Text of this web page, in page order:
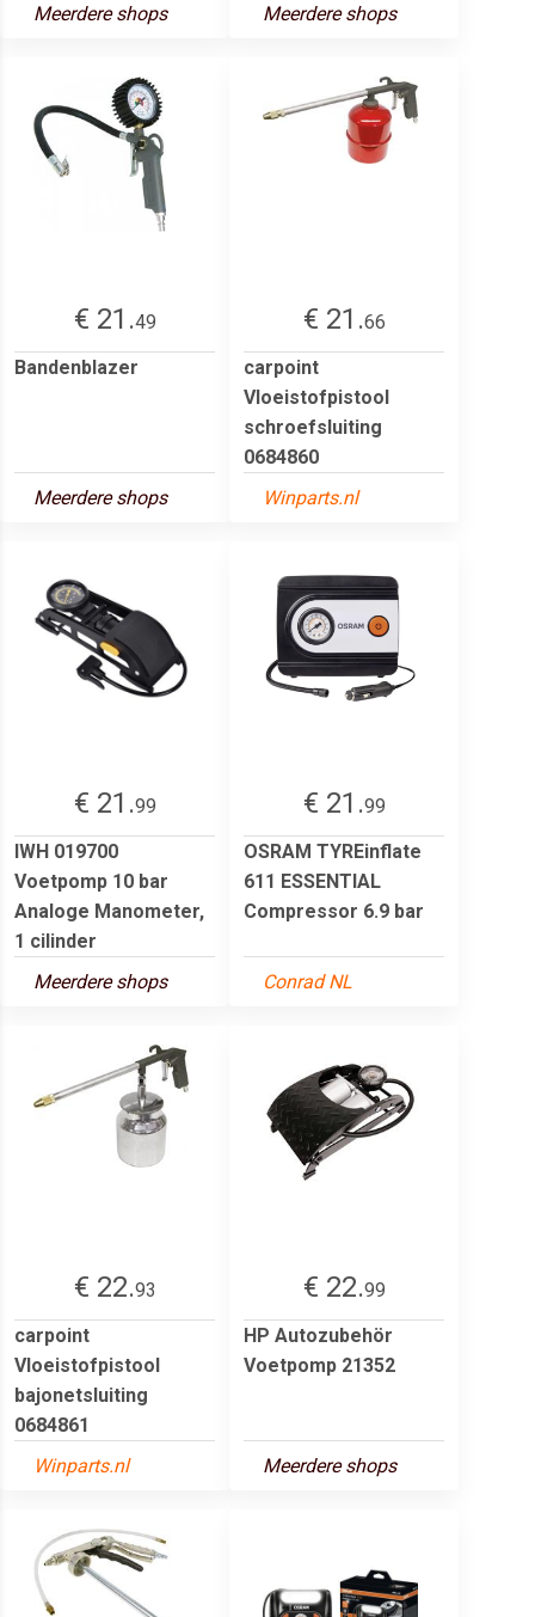
Meerdere shops Meerdere shops
€ 21.49
Bandenblazer
Meerdere shops
€ 21.66
carpoint
Vloeistofpistool
schroefsluiting
0684860
Winparts.nl
€ 21.99
IWH 019700
Voetpomp 10 bar
Analoge Manometer,
1 cilinder
Meerdere shops
€ 21.99
OSRAM TYREinflate
611 ESSENTIAL
Compressor 6.9 bar
Conrad NL
€ 22.93
carpoint
Vloeistofpistool
bajonetsluiting
0684861
Winparts.nl
€ 22.99
HP Autozubehör
Voetpomp 21352
Meerdere shops